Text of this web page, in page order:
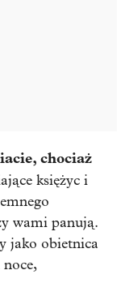
chociaż
księżyc i
wami panują.
jako obietnica